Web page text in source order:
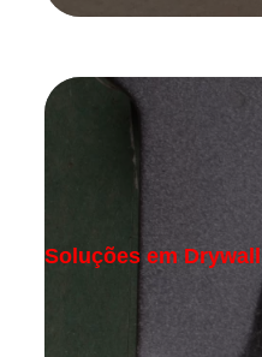
Soluções em Drywall